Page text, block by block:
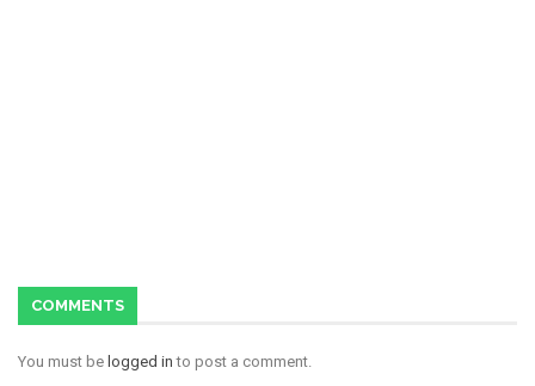
COMMENTS
You must be logged in to post a comment.